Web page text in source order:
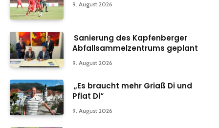
9. August 2026
Sanierung des Kapfenberger
Abfallsammelzentrums geplant
9. August 2026
„Es braucht mehr Griaß Di und
Pfiat Di“
9. August 2026